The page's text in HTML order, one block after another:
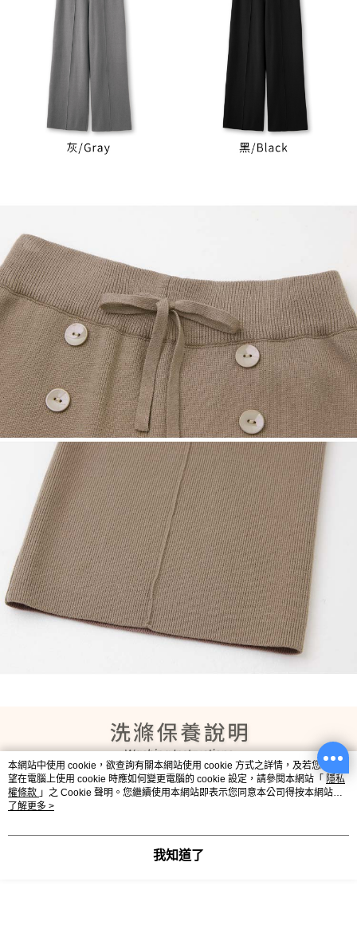
本網站中使用 cookie，欲查詢有關本網站使用 cookie 方式之詳情，及若您不希
望在電腦上使用 cookie 時應如何變更電腦的 cookie 設定，請參閱本網站「 隱私
權條款 」之 Cookie 聲明。您繼續使用本網站即表示您同意本公司得按本網站使
用條款之 Cookie 聲明使用 cookie。
了解更多 >
我知道了